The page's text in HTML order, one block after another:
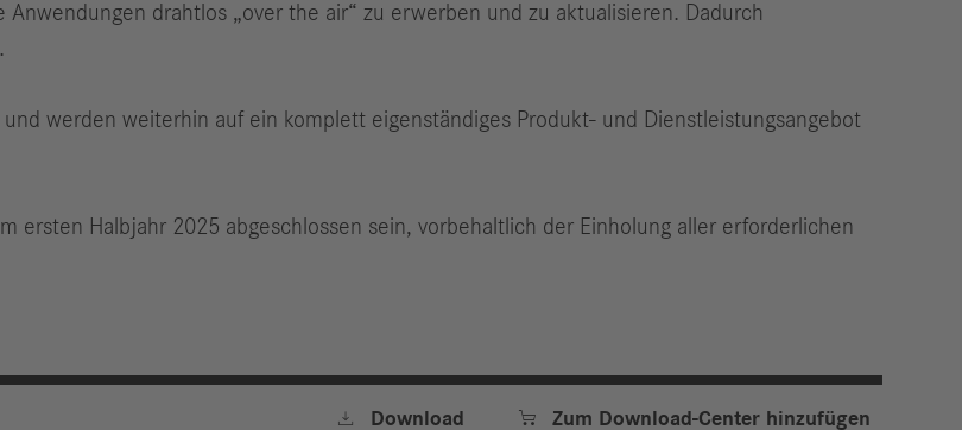
drahtlos „over the air“ zu erwerben und zu aktualisieren. Dadurch
werden weiterhin auf ein komplett eigenständiges Produkt- und Dienstleistungsangebot
ersten Halbjahr 2025 abgeschlossen sein, vorbehaltlich der Einholung aller erforderlichen
 Download  Zum Download-Center hinzufügen